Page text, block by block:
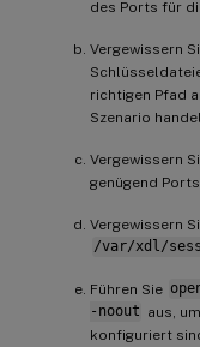
des Ports für
Vergewissern
richtigen Pfad
Szenario
Vergewissern
genügend
Vergewissern
/var/xdl/
Führen Sie
-noout aus,
konfiguriert